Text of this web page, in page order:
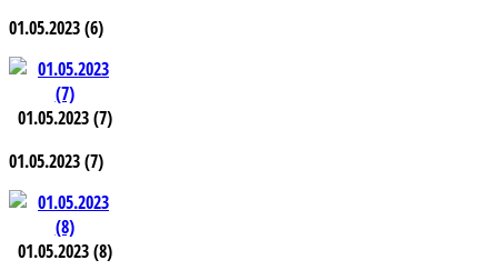
01.05.2023 (6)
01.05.2023 (7)
01.05.2023 (7)
01.05.2023 (8)